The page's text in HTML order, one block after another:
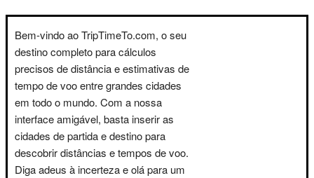
Bem-vindo ao TripTimeTo.com, o seu
destino completo para cálculos
precisos de distância e estimativas de
tempo de voo entre grandes cidades
em todo o mundo. Com a nossa
interface amigável, basta inserir as
cidades de partida e destino para
descobrir distâncias e tempos de voo.
Diga adeus à incerteza e olá para um